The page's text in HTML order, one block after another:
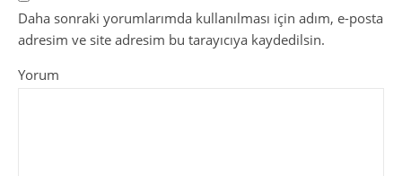
Daha sonraki yorumlarımda kullanılması için adım, e-posta
adresim ve site adresim bu tarayıcıya kaydedilsin.
Yorum